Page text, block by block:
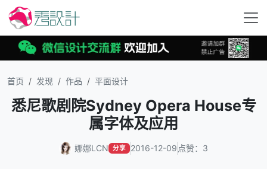
首页 发现 作品 平面设计
悉尼歌剧院Sydney Opera House专
属字体及应用
娜娜LCN 分享 2016-12-09 点赞：3